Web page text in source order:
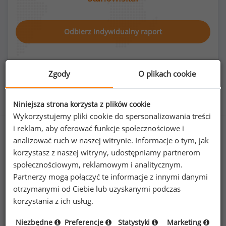
Odbierz indywidualny raport
Rozkład płci na stanowisku cool hunter
43%
Kobiety
13
57%
17
Zgody O plikach cookie
Niniejsza strona korzysta z plików cookie
Wykorzystujemy pliki cookie do spersonalizowania treści
i reklam, aby oferować funkcje społecznościowe i
analizować ruch w naszej witrynie. Informacje o tym, jak
korzystasz z naszej witryny, udostępniamy partnerom
społecznościowym, reklamowym i analitycznym.
Partnerzy mogą połączyć te informacje z innymi danymi
otrzymanymi od Ciebie lub uzyskanymi podczas
korzystania z ich usług.
Niezbędne Preferencje Statystyki Marketing